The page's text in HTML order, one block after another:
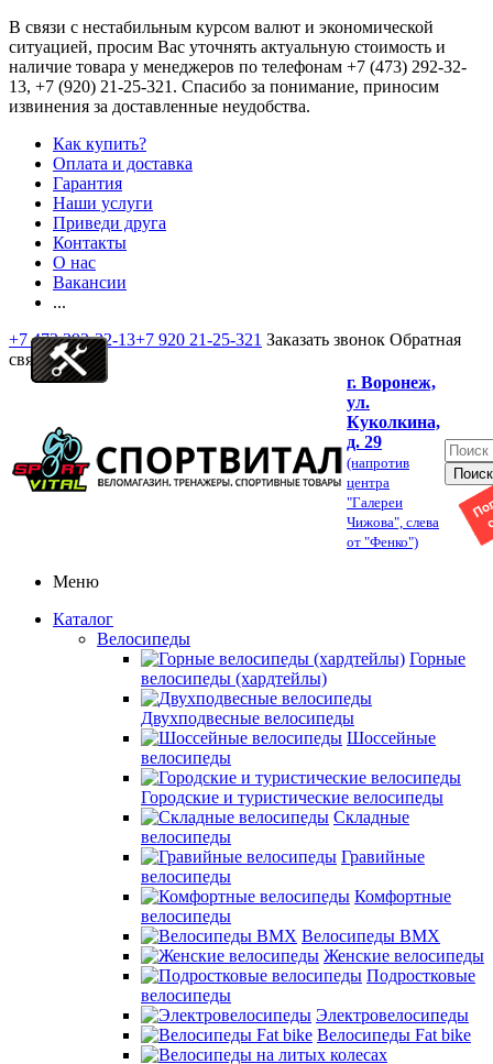
В связи с нестабильным курсом валют и экономической
ситуацией, просим Вас уточнять актуальную стоимость и
наличие товара у менеджеров по телефонам +7 (473) 292-32-
13, +7 (920) 21-25-321 . Спасибо за понимание, приносим
извинения за доставленные неудобства.
Как купить?
Оплата и доставка
Гарантия
Наши услуги
Приведи друга
Контакты
О нас
Вакансии
...
+7 473 292-32-13+7 920 21-25-321 Заказать звонок Обратная
связь
г. Воронеж,
ул.
Куколкина,
д. 29
(напротив
центра
"Галереи
Чижова", слева
от "Фенко")
Меню
Каталог
Велосипеды
Горные
велосипеды (хардтейлы)
Двухподвесные велосипеды
Шоссейные
велосипеды
Городские и туристические велосипеды
Складные
велосипеды
Гравийные
велосипеды
Комфортные
велосипеды
Велосипеды BMX
Женские велосипеды
Подростковые
велосипеды
Электровелосипеды
Велосипеды Fat bike